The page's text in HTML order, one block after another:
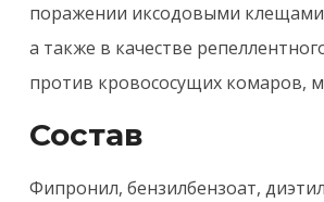
поражении иксодовыми
а также в качестве
против кровососущих комаров,
Состав
Фипронил, бензилбензоат,